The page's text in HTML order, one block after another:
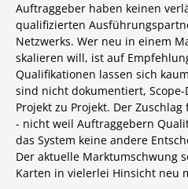
Auftraggeber haben keinen
qualifizierten
Netzwerks. Wer neu in einem
skalieren will, ist auf
Qualifikationen lassen sich
sind nicht dokumentiert,
Projekt zu Projekt. Der
- nicht weil Auftraggebern
das System keine andere
Der aktuelle Marktumschwung
Karten in vielerlei Hinsicht neu